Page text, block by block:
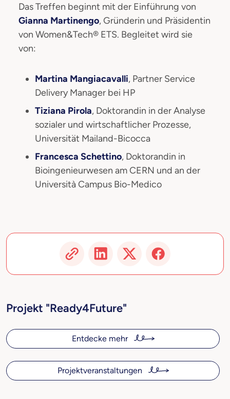
Das Treffen beginnt mit der Einführung von
Gianna Martinengo, Gründerin und Präsidentin
von Women&Tech® ETS. Begleitet wird sie
von:
Martina Mangiacavalli, Partner Service
Delivery Manager bei HP
Tiziana Pirola, Doktorandin in der Analyse
sozialer und wirtschaftlicher Prozesse,
Universität Mailand-Bicocca
Francesca Schettino, Doktorandin in
Bioingenieurwesen am CERN und an der
Università Campus Bio-Medico
Projekt "Ready4Future"
Entdecke mehr
Projektveranstaltungen